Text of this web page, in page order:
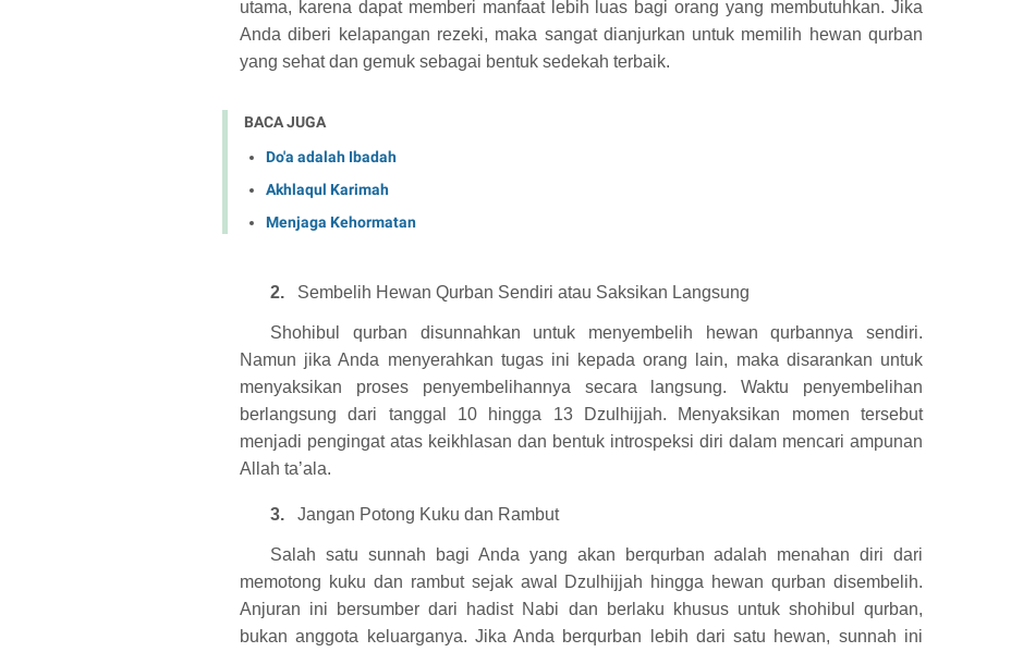
utama, karena dapat memberi manfaat lebih luas bagi orang yang membutuhkan. Jika
Anda diberi kelapangan rezeki, maka sangat dianjurkan untuk memilih hewan qurban
yang sehat dan gemuk sebagai bentuk sedekah terbaik.
BACA JUGA
Do'a adalah Ibadah
Akhlaqul Karimah
Menjaga Kehormatan
2. Sembelih Hewan Qurban Sendiri atau Saksikan Langsung
Shohibul qurban disunnahkan untuk menyembelih hewan qurbannya sendiri.
Namun jika Anda menyerahkan tugas ini kepada orang lain, maka disarankan untuk
menyaksikan proses penyembelihannya secara langsung. Waktu penyembelihan
berlangsung dari tanggal 10 hingga 13 Dzulhijjah. Menyaksikan momen tersebut
menjadi pengingat atas keikhlasan dan bentuk introspeksi diri dalam mencari ampunan
Allah ta’ala.
3. Jangan Potong Kuku dan Rambut
Salah satu sunnah bagi Anda yang akan berqurban adalah menahan diri dari
memotong kuku dan rambut sejak awal Dzulhijjah hingga hewan qurban disembelih.
Anjuran ini bersumber dari hadist Nabi dan berlaku khusus untuk shohibul qurban,
bukan anggota keluarganya. Jika Anda berqurban lebih dari satu hewan, sunnah ini